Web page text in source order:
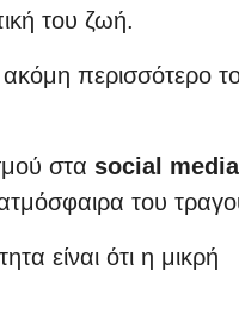
του ζωή.
ακόμη περισσότερο
στα social media
του
είναι ότι η μικρή